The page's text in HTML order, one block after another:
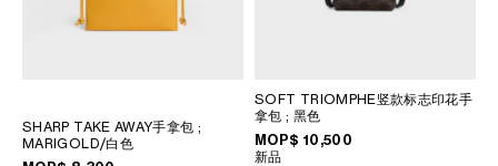
SHARP TAKE AWAY手拿包 ;
MARIGOLD/白色
SOFT TRIOMPHE竖款标志印花手
拿包; 黑色
MOP$ 10,500
新品